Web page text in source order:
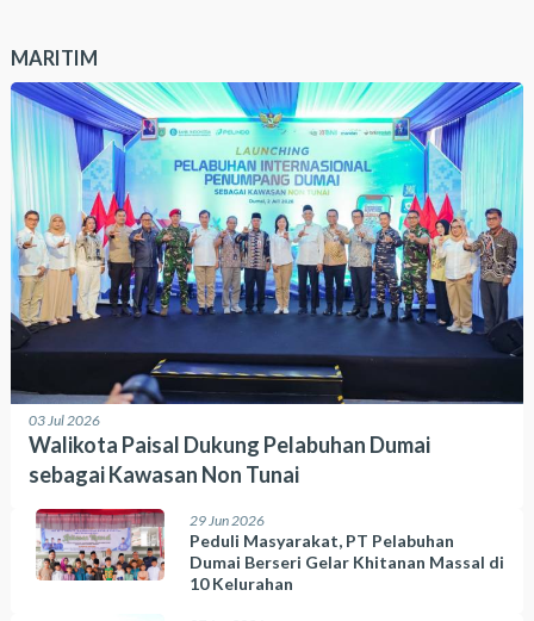
MARITIM
03 Jul 2026
Walikota Paisal Dukung Pelabuhan Dumai
sebagai Kawasan Non Tunai
29 Jun 2026
Peduli Masyarakat, PT Pelabuhan
Dumai Berseri Gelar Khitanan Massal di
10 Kelurahan